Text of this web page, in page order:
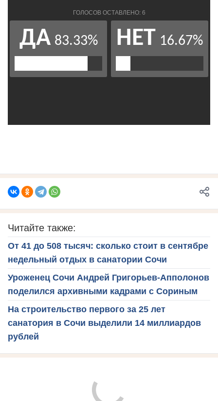
Читайте также:
От 41 до 508 тысяч: сколько стоит в сентябре
недельный отдых в санатории Сочи
Уроженец Сочи Андрей Григорьев-Апполонов
поделился архивными кадрами с Сориным
На строительство первого за 25 лет
санатория в Сочи выделили 14 миллиардов
рублей